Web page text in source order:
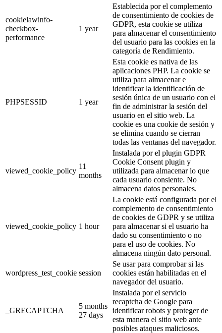
cookielawinfo-
checkbox-
performance
1 year
Establecida por el complemento
de consentimiento de cookies de
GDPR, esta cookie se utiliza
para almacenar el consentimiento
del usuario para las cookies en la
categoría de Rendimiento.
PHPSESSID 1 year
Esta cookie es nativa de las
aplicaciones PHP. La cookie se
utiliza para almacenar e
identificar la identificación de
sesión única de un usuario con el
fin de administrar la sesión del
usuario en el sitio web. La
cookie es una cookie de sesión y
se elimina cuando se cierran
todas las ventanas del navegador.
viewed_cookie_policy
11
months
Instalada por el plugin GDPR
Cookie Consent plugin y
utilizada para almacenar lo que
cada usuario consiente. No
almacena datos personales.
viewed_cookie_policy 1 hour
La cookie está configurada por el
complemento de consentimiento
de cookies de GDPR y se utiliza
para almacenar si el usuario ha
dado su consentimiento o no
para el uso de cookies. No
almacena ningún dato personal.
wordpress_test_cookie session
Se usar para comprobar si las
cookies están habilitadas en el
navegador del usuario.
_GRECAPTCHA
5 months
27 days
Instalada por el servicio
recaptcha de Google para
identificar robots y proteger de
esta manera el sitio web ante
posibles ataques maliciosos.